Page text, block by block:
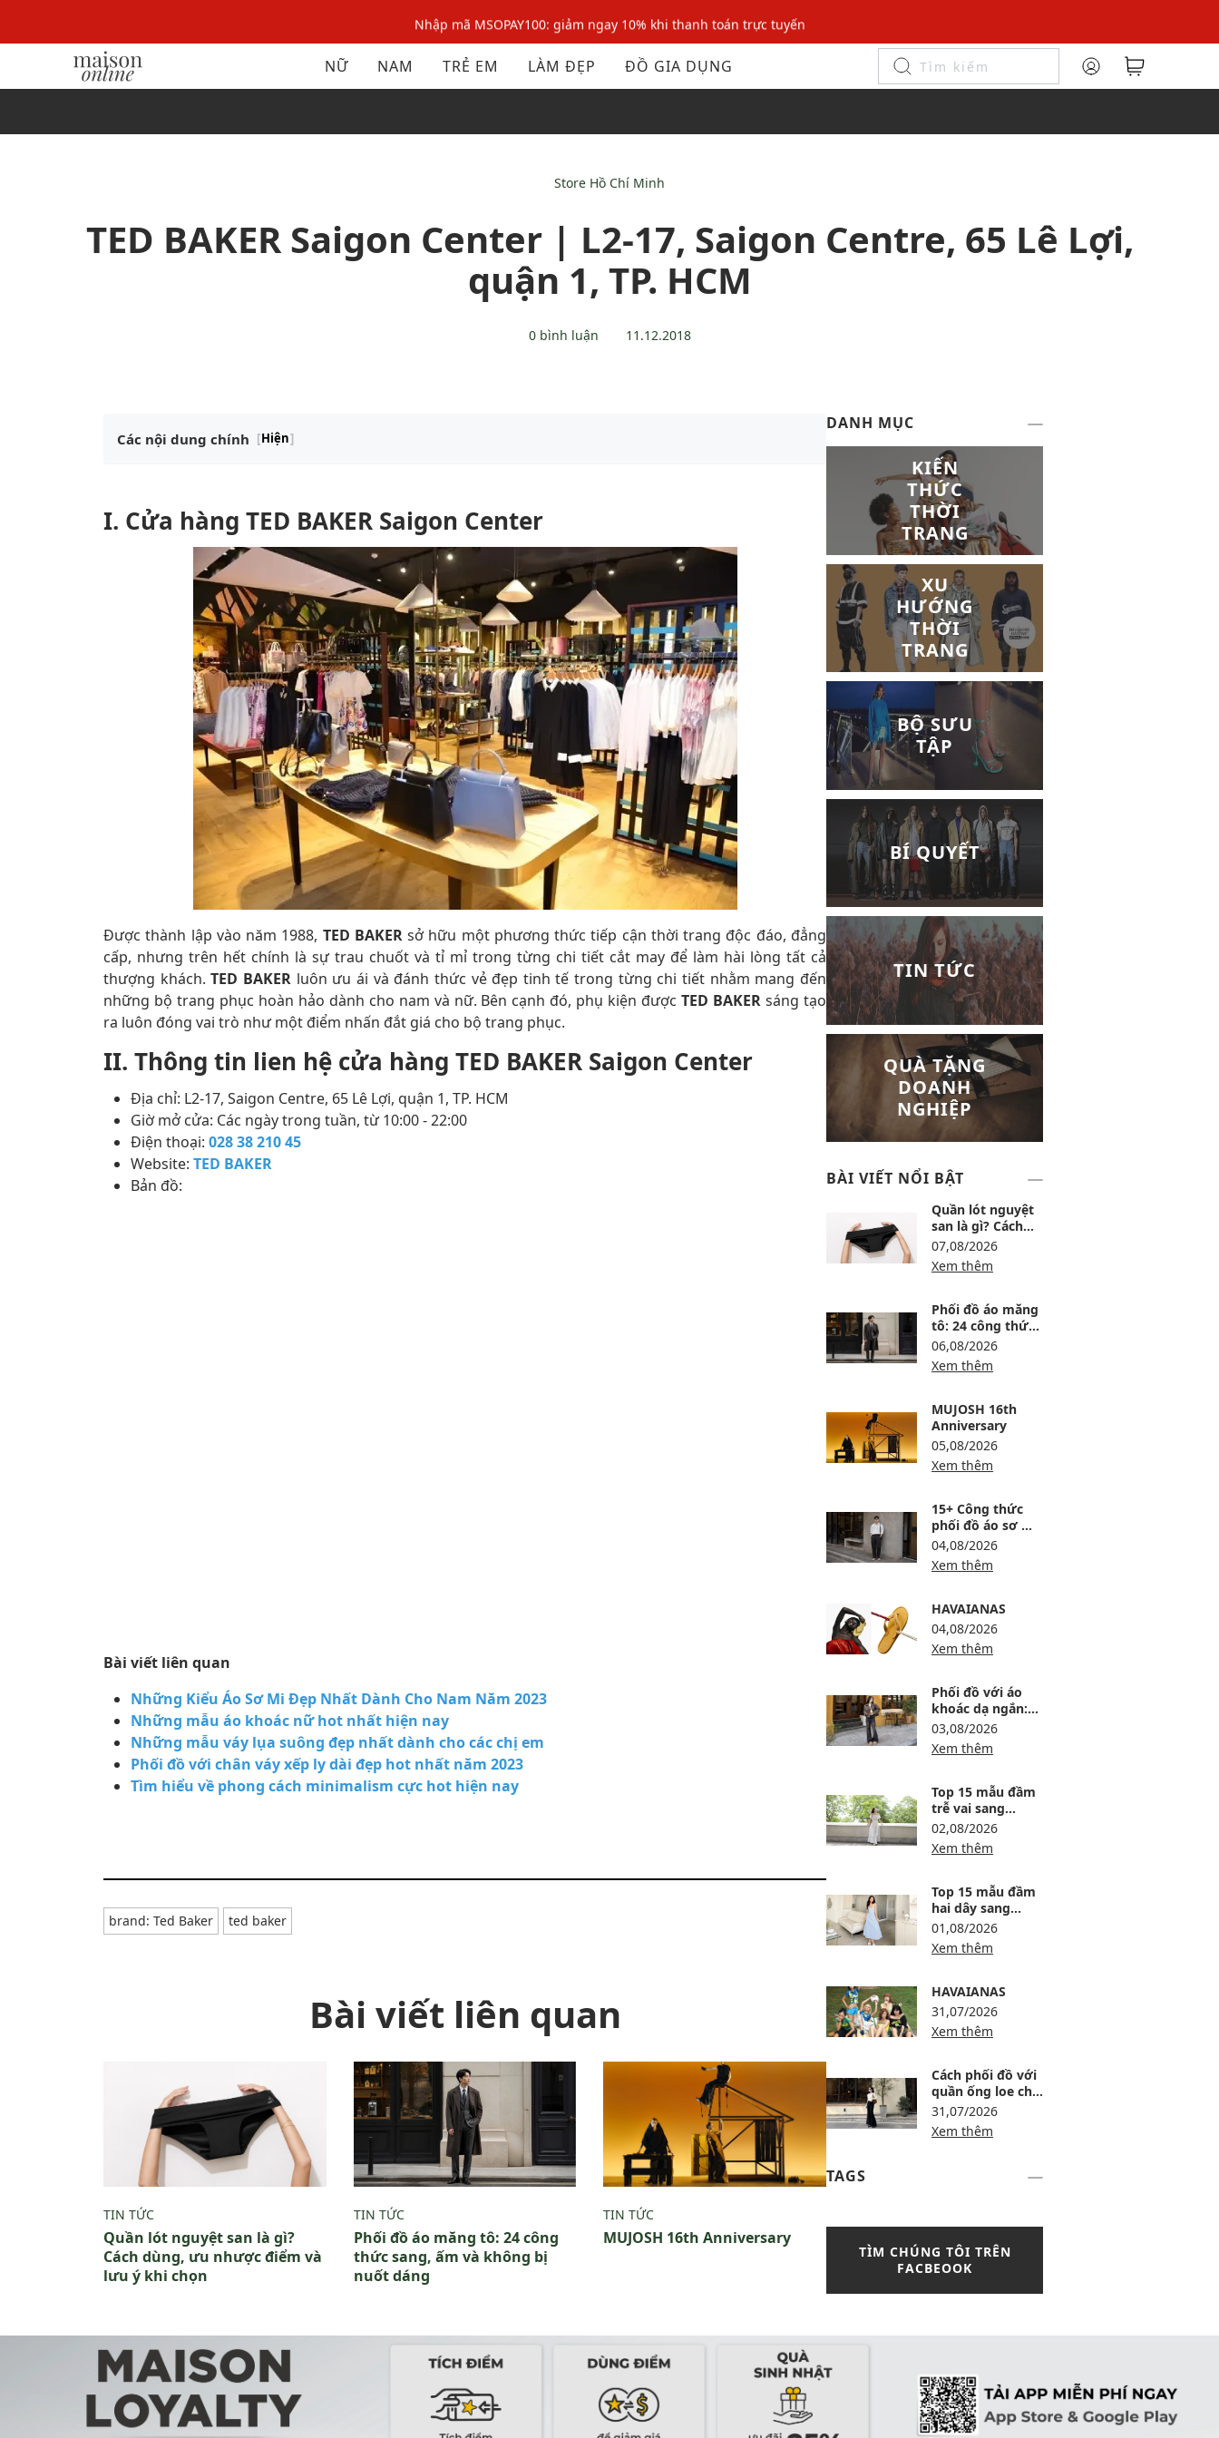
Nhập mã MSOPAY100: giảm ngay 10% khi thanh toán trực tuyến
Nhập mã: MSOXINCHAO - Giảm 10% đơn đầu cho thành viên mới!
Nhập mã MSOPAY100: giảm ngay 10% khi thanh toán trực tuyến
NỮ NAM TRẺ EM LÀM ĐẸP ĐỒ GIA DỤNG
Store Hồ Chí Minh
TED BAKER Saigon Center | L2-17, Saigon Centre, 65 Lê Lợi,
quận 1, TP. HCM
0 bình luận 11.12.2018
Các nội dung chính [Hiện]
I. Cửa hàng TED BAKER Saigon Center
Được thành lập vào năm 1988, TED BAKERsở hữu một phương thức tiếp cận thời trang độc đáo, đẳng
cấp, nhưng trên hết chính là sự trau chuốt và tỉ mỉ trong từng chi tiết cắt may để làm hài lòng tất cả
thượng khách.TED BAKERluôn ưu ái và đánh thức vẻ đẹp tinh tế trong từng chi tiết nhằm mang đến
những bộ trang phục hoàn hảo dành cho nam và nữ. Bên cạnh đó, phụ kiện đượcTED BAKER sáng tạo
ra luôn đóng vai trò như một điểm nhấn đắt giá cho bộ trang phục.
II. Thông tin lien hệ cửa hàng TED BAKER Saigon Center
Địa chỉ: L2-17, Saigon Centre, 65 Lê Lợi, quận 1, TP. HCM
Giờ mở cửa: Các ngày trong tuần, từ 10:00 - 22:00
Điện thoại: 028 38 210 45
Website: TED BAKER
Bản đồ:
Bài viết liên quan
Những Kiểu Áo Sơ Mi Đẹp Nhất Dành Cho Nam Năm 2023
Những mẫu áo khoác nữ hot nhất hiện nay
Những mẫu váy lụa suông đẹp nhất dành cho các chị em
Phối đồ với chân váy xếp ly dài đẹp hot nhất năm 2023
Tìm hiểu về phong cách minimalism cực hot hiện nay
brand: Ted Baker ted baker
Bài viết liên quan
TIN TỨC
Quần lót nguyệt san là gì?
Cách dùng, ưu nhược điểm và
lưu ý khi chọn
TIN TỨC
Phối đồ áo măng tô: 24 công
thức sang, ấm và không bị
nuốt dáng
TIN TỨC
MUJOSH 16th Anniversary
DANH MỤC
KIẾN
THỨC
THỜI
TRANG
XU
HƯỚNG
THỜI
TRANG
BỘ SƯU
TẬP
BÍ QUYẾT
TIN TỨC
QUÀ TẶNG
DOANH
NGHIỆP
BÀI VIẾT NỔI BẬT
Quần lót nguyệt
san là gì? Cách
dùng, ưu nhược
điểm và lưu ý khi
chọn
07,08/2026
Xem thêm
Phối đồ áo măng
tô: 24 công thức
sang, ấm và
không bị nuốt
dáng
06,08/2026
Xem thêm
MUJOSH 16th
Anniversary
05,08/2026
Xem thêm
15+ Công thức
phối đồ áo sơ mi
trắng nam lịch
lãm, trẻ và dễ
mặc
04,08/2026
Xem thêm
HAVAIANAS
04,08/2026
Xem thêm
Phối đồ với áo
khoác dạ ngắn:
12 công thức ấm,
gọn và sang
03,08/2026
Xem thêm
Top 15 mẫu đầm
trễ vai sang
trọng, dự tiệc
thanh lịch
02,08/2026
Xem thêm
Top 15 mẫu đầm
hai dây sang
trọng, thanh lịch
01,08/2026
Xem thêm
HAVAIANAS
31,07/2026
Xem thêm
Cách phối đồ với
quần ống loe cho
người lùn: 8 công
thức tôn dáng
31,07/2026
Xem thêm
TAGS
TÌM CHÚNG TÔI TRÊN
FACBEOOK